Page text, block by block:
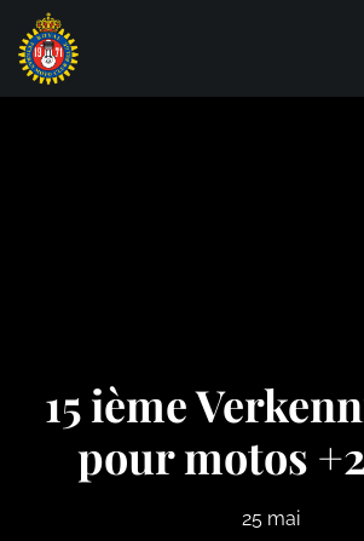
15 ième
pour motos
25 mai